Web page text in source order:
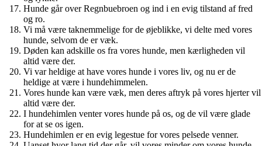
Hunde går over Regnbuebroen og ind i en evig tilstand af fred
og ro.
Vi må være taknemmelige for de øjeblikke, vi delte med vores
hunde, selvom de er væk.
Døden kan adskille os fra vores hunde, men kærligheden vil
altid være der.
Vi var heldige at have vores hunde i vores liv, og nu er de
heldige at være i hundehimmelen.
Vores hunde kan være væk, men deres aftryk på vores hjerter vil
altid være der.
I hundehimlen venter vores hunde på os, og de vil være glade
for at se os igen.
Hundehimlen er en evig legestue for vores pelsede venner.